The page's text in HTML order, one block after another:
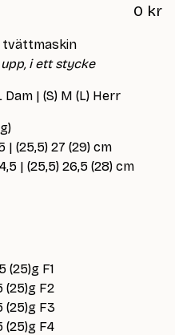
0 kr
tvättmaskin
i ett stycke
Dam | (S) M (L) Herr
| (25,5) 27 (29) cm
| (25,5) 26,5 (28) cm
(25)g F1
(25)g F2
(25)g F3
(25)g F4